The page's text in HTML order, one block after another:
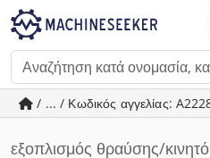
/ ... / Κωδικός αγγελίας:
εξοπλισμός θραύσης/